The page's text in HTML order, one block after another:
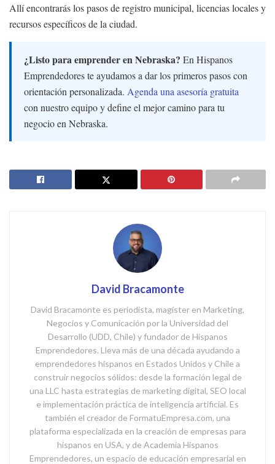
Allí encontrarás los pasos de registro municipal, licencias locales y
recursos específicos de la ciudad.
¿Listo para emprender en Nebraska? En Hispanos
Emprendedores te ayudamos a dar los primeros pasos con
orientación personalizada. Agenda una asesoría gratuita
con nuestro equipo y define el mejor camino para tu
negocio en Nebraska.
David Bracamonte
David Bracamonte es periodista, magíster en Marketing,
Negocios y Comunicación por la Universidad del
Desarrollo (UDD, Chile) y fundador de Hispanos
Emprendedores. Lleva más de una década ayudando a
emprendedores hispanos en Estados Unidos y Chile a
construir negocios sólidos: desde la formación legal de
una LLC hasta estrategias de marketing digital, SEO local
e implementación práctica de inteligencia artificial. Es
también el creador de FormatuEmpresa.com, una
plataforma especializada en la creación de empresas para
hispanos en USA, y de Academia Hispanos
Emprendedores, un espacio de educación empresarial en